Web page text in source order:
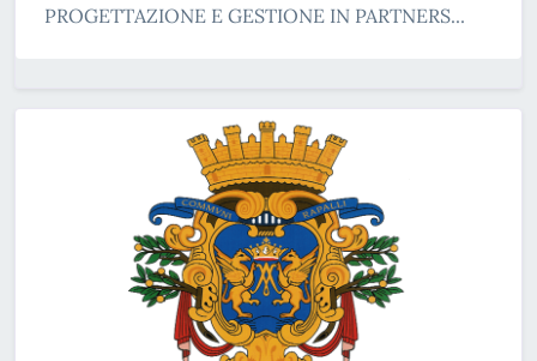
PROGETTAZIONE E GESTIONE IN PARTNERS...